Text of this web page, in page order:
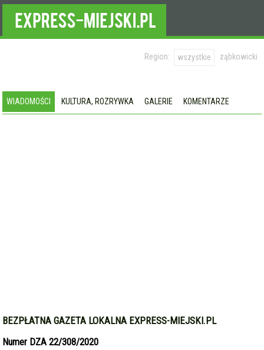
Region: wszystkie ząbkowicki
WIADOMOŚCI KULTURA, ROZRYWKA GALERIE KOMENTARZE
BEZPŁATNA GAZETA LOKALNA EXPRESS-MIEJSKI.PL
Numer DZA 22/308/2020